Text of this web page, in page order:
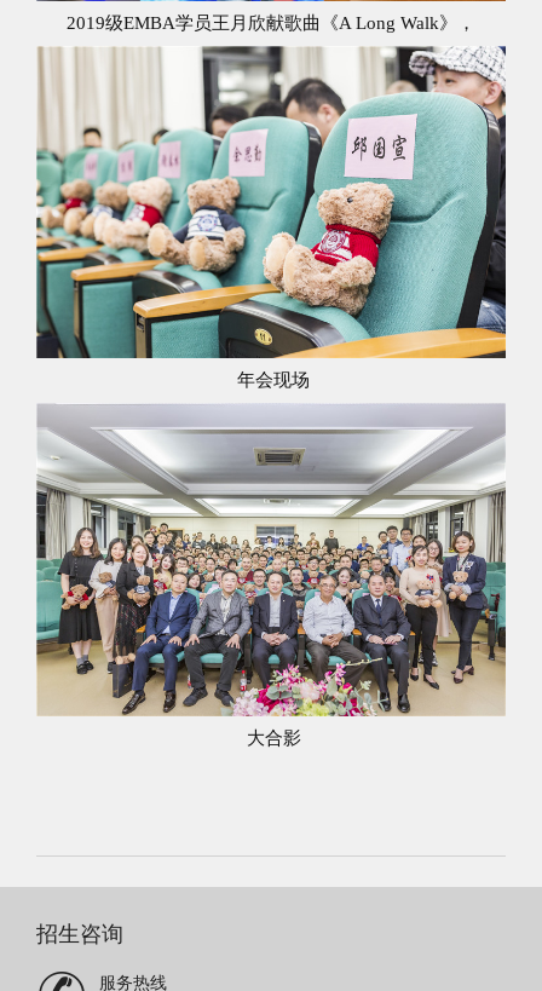
2019级EMBA学员王月欣献歌曲《A Long Walk》，
年会现场
大合影
招生咨询
服务热线